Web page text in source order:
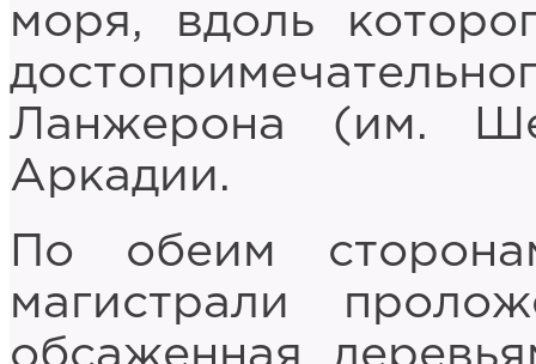
моря, вдоль
Ланжерона (им.
Аркадии.
По обеим
магистрали
обсаженная